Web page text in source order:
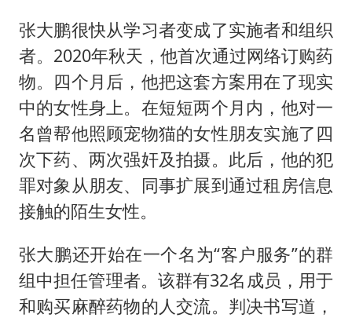
张大鹏很快从学习者变成了实施者和组织
者。2020年秋天，他首次通过网络订购药
物。四个月后，他把这套方案用在了现实
中的女性身上。在短短两个月内，他对一
名曾帮他照顾宠物猫的女性朋友实施了四
次下药、两次强奸及拍摄。此后，他的犯
罪对象从朋友、同事扩展到通过租房信息
接触的陌生女性。
张大鹏还开始在一个名为“客户服务”的群
组中担任管理者。该群有32名成员，用于
和购买麻醉药物的人交流。判决书写道，